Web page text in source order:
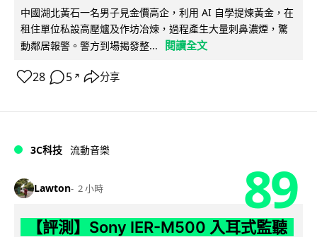
中國湖北黃石一名男子見金價高企，利用 AI 自學提煉黃金，在
租住單位私設高壓爐及作坊冶煉，過程產生大量刺鼻濃煙，驚
動鄰居報警。警方到場揭發整...
閱讀全文
28 5 ↗ 分享
3C科技 流動音樂
Lawton 2 小時 89
【評測】Sony IER-M500 入耳式監聽